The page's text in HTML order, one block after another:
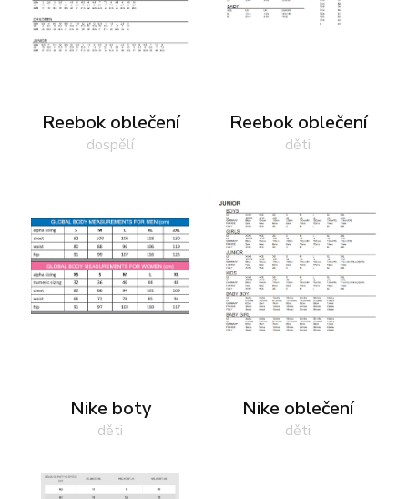
Reebok oblečení
dospělí
Reebok oblečení
děti
Nike boty
děti
Nike oblečení
děti